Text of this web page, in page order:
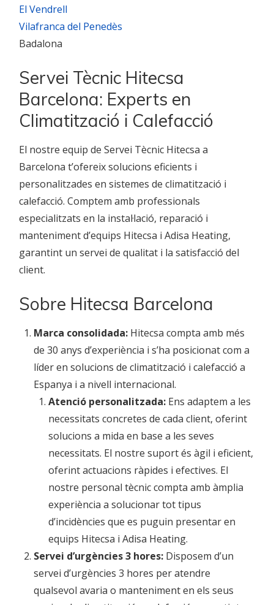
El Vendrell
Vilafranca del Penedès
Badalona
Servei Tècnic Hitecsa
Barcelona: Experts en
Climatització i Calefacció
El nostre equip de Servei Tècnic Hitecsa a
Barcelona t’ofereix solucions eficients i
personalitzades en sistemes de climatització i
calefacció. Comptem amb professionals
especialitzats en la instal·lació, reparació i
manteniment d’equips Hitecsa i Adisa Heating,
garantint un servei de qualitat i la satisfacció del
client.
Sobre Hitecsa Barcelona
Marca consolidada: Hitecsa compta amb més
de 30 anys d’experiència i s’ha posicionat com a
líder en solucions de climatització i calefacció a
Espanya i a nivell internacional.
Atenció personalitzada: Ens adaptem a les
necessitats concretes de cada client, oferint
solucions a mida en base a les seves
necessitats. El nostre suport és àgil i eficient,
oferint actuacions ràpides i efectives. El
nostre personal tècnic compta amb àmplia
experiència a solucionar tot tipus
d’incidències que es puguin presentar en
equips Hitecsa i Adisa Heating.
Servei d’urgències 3 hores: Disposem d’un
servei d’urgències 3 hores per atendre
qualsevol avaria o manteniment en els seus